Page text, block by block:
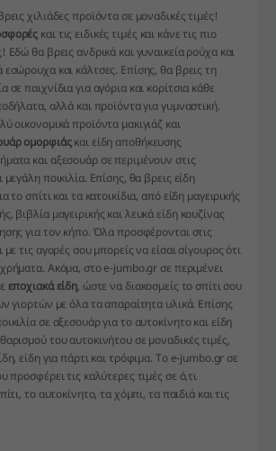
χιλιάδες προϊόντα σε μοναδικές τιμές!
και τις ειδικές τιμές και κάνε τις πιο
Εδώ θα βρεις ανδρικά και γυναικεία ρούχα και
εσώρουχα και κάλτσες. Επίσης, θα βρεις τη
σε παιχνίδια για αγόρια και κορίτσια κάθε
αλλά και προϊόντα για γυμναστική.
οικονομικά προϊόντα μακιγιάζ και
ομορφιάςκαι είδη αποθήκευσης
και αξεσουάρ σε περιμένουν στις
μεγάλη ποικιλία. Επίσης, θα βρεις είδη
το σπίτι και τα κατοικίδια, από είδη μαγειρικής
βιβλία μαγειρικής και λευκά είδη κουζίνας
για τον κήπο. Όλα προσφέρονται στις
με τις αγορές σου μπορείς να είσαι σίγουρος ότι
Ακόμα, στο e-jumbo.gr σε περιμένει
εποχιακά είδη, ώστε να διακοσμείς το σπίτι σου
γιορτών με όλα τα απαραίτητα υλικά. Επίσης
σε αξεσουάρ για το αυτοκίνητο και είδη
του αυτοκινήτου σε μοναδικές τιμές,
είδη για πάρτι και τρόφιμα. Το e-jumbo.gr σε
προσφέρει τις καλύτερες τιμές σε ό,τι
το αυτοκίνητο, τα χόμπι, τα παιδιά και τις